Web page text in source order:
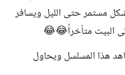
مستمر حتى الليل ويسافر
البيت متأخراً😂😂
هذا المسلسل ويحاول